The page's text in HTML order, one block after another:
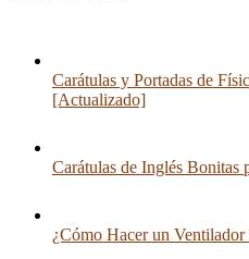
Carátulas y Portadas de
[Actualizado]
Carátulas de Inglés
¿Cómo Hacer un Ventilador